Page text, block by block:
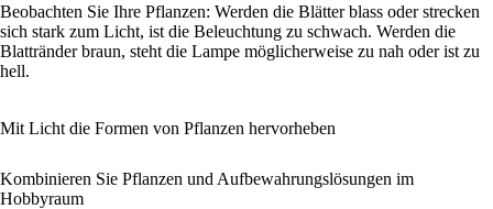
Beobachten Sie Ihre Pflanzen: Werden die Blätter blass oder strecken
sich stark zum Licht, ist die Beleuchtung zu schwach. Werden die
Blattränder braun, steht die Lampe möglicherweise zu nah oder ist zu
hell.
Mit Licht die Formen von Pflanzen hervorheben
Kombinieren Sie Pflanzen und Aufbewahrungslösungen im
Hobbyraum